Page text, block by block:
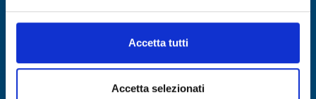
Accetta tutti
Accetta selezionati